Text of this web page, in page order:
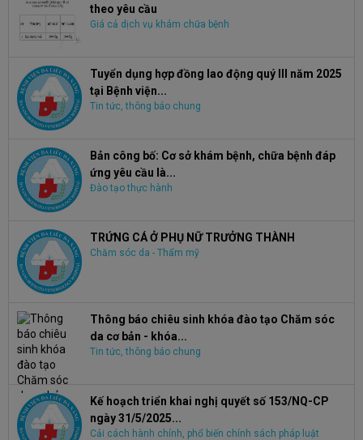
theo yêu cầu
Giá cả dịch vụ khám chữa bệnh
Tuyển dụng hợp đồng lao động quý III năm 2025
tại Bệnh viện...
Tin tức, thông báo chung
Bản công bố: Cơ sở khám bệnh, chữa bệnh đáp
ứng yêu cầu là...
Đào tạo thực hành
TRỨNG CÁ Ở PHỤ NỮ TRƯỞNG THÀNH
Chăm sóc da - Thẩm mỹ
Thông báo chiêu sinh khóa đào tạo Chăm sóc
da cơ bản - khóa...
Tin tức, thông báo chung
Kế hoạch triển khai nghị quyết số 153/NQ-CP
ngày 31/5/2025...
Cải cách hành chính, phổ biến chính sách pháp luật